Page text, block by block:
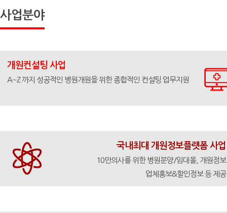
사업분야
개원컨설팅 사업
A~Z 까지 성공적인 병원개원을 위한 종합적인 컨설팅 업무지원
국내최대 개원정보플랫폼 사업
10만의사를 위한 병원분양/임대몰, 개원정보
업체홍보&할인정보 등 제공